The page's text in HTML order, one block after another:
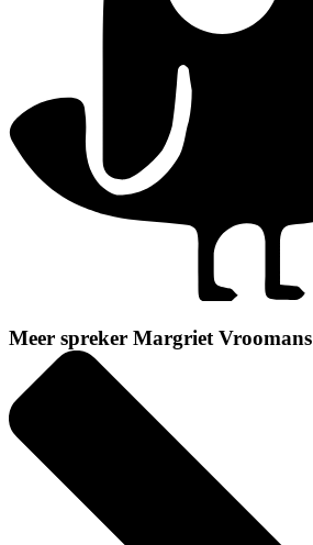
Meer spreker Margriet Vroomans